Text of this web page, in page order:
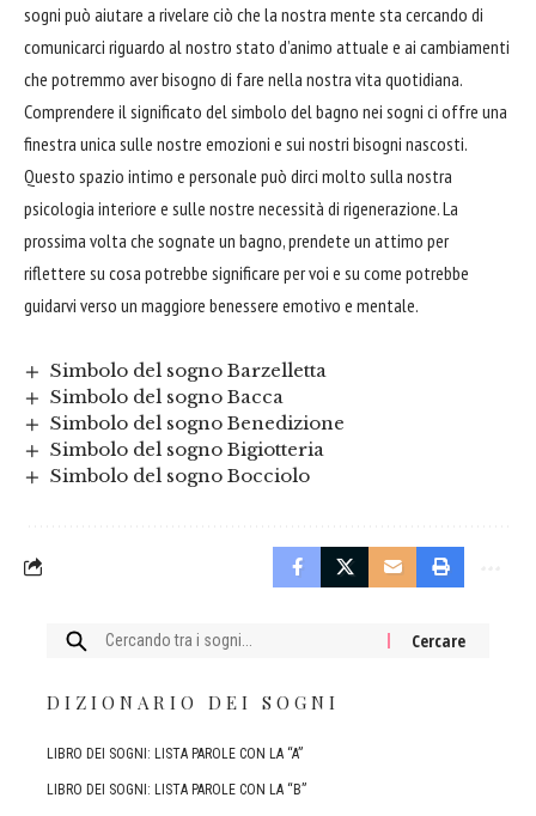
sogni può aiutare a rivelare ciò che la nostra mente sta cercando di
comunicarci riguardo al nostro stato d’animo attuale e ai cambiamenti
che potremmo aver bisogno di fare nella nostra vita quotidiana.
Comprendere il significato del simbolo del bagno nei sogni ci offre una
finestra unica sulle nostre emozioni e sui nostri bisogni nascosti.
Questo spazio intimo e personale può dirci molto sulla nostra
psicologia interiore e sulle nostre necessità di rigenerazione. La
prossima volta che sognate un bagno, prendete un attimo per
riflettere su cosa potrebbe significare per voi e su come potrebbe
guidarvi verso un maggiore benessere emotivo e mentale.
Simbolo del sogno Barzelletta
Simbolo del sogno Bacca
Simbolo del sogno Benedizione
Simbolo del sogno Bigiotteria
Simbolo del sogno Bocciolo
Cercare:
DIZIONARIO DEI SOGNI
LIBRO DEI SOGNI: LISTA PAROLE CON LA “A”
LIBRO DEI SOGNI: LISTA PAROLE CON LA “B”